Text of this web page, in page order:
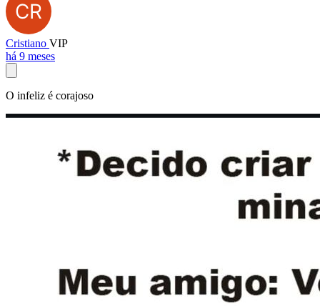
Cristiano VIP
há 9 meses
O infeliz é corajoso